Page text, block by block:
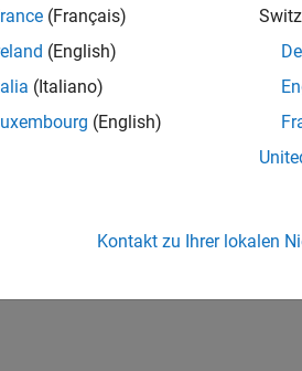
(Français)
(English)
(Italiano)
(English)
Kontakt zu Ihrer lokalen